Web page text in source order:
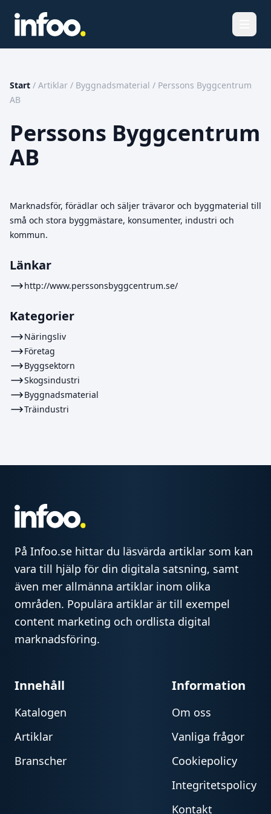
Start / Artiklar / Byggnadsmaterial / Perssons Byggcentrum
AB
Perssons Byggcentrum
AB
Marknadsför, förädlar och säljer trävaror och byggmaterial till
små och stora byggmästare, konsumenter, industri och
kommun.
Länkar
http://www.perssonsbyggcentrum.se/
Kategorier
Näringsliv
Företag
Byggsektorn
Skogsindustri
Byggnadsmaterial
Träindustri
På Infoo.se hittar du läsvärda artiklar som kan
vara till hjälp för din digitala satsning, samt
även mer allmänna artiklar inom olika
områden. Populära artiklar är till exempel
content marketing och ordlista digital
marknadsföring.
Innehåll
Katalogen
Artiklar
Branscher
Information
Om oss
Vanliga frågor
Cookiepolicy
Integritetspolicy
Kontakt